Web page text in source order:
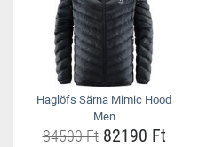
Haglöfs Särna Mimic Hood
Men
84500 Ft82190 Ft